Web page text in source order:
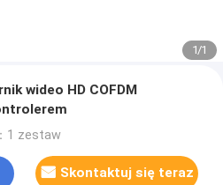
1/1
wideo HD COFDM
1 zestaw
Skontaktuj się teraz